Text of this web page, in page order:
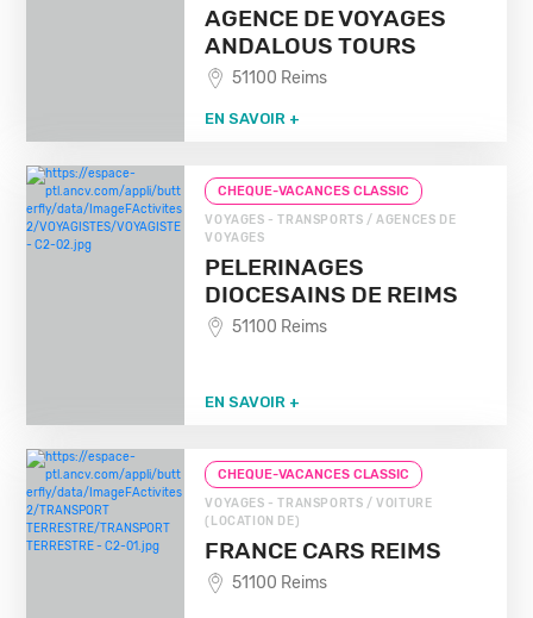
AGENCE DE VOYAGES
ANDALOUS TOURS
51100 Reims
EN SAVOIR +
CHEQUE-VACANCES CLASSIC
VOYAGES - TRANSPORTS / AGENCES DE
VOYAGES
PELERINAGES
DIOCESAINS DE REIMS
51100 Reims
EN SAVOIR +
CHEQUE-VACANCES CLASSIC
VOYAGES - TRANSPORTS / VOITURE
(LOCATION DE)
FRANCE CARS REIMS
51100 Reims